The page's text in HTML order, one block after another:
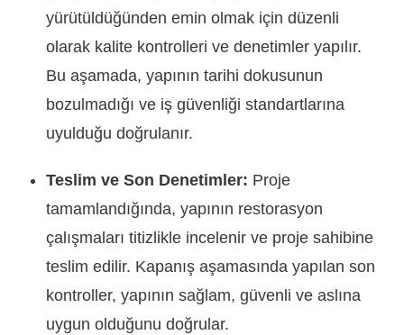
yürütüldüğünden emin olmak için düzenli
olarak kalite kontrolleri ve denetimler yapılır.
Bu aşamada, yapının tarihi dokusunun
bozulmadığı ve iş güvenliği standartlarına
uyulduğu doğrulanır.
Teslim ve Son Denetimler: Proje
tamamlandığında, yapının restorasyon
çalışmaları titizlikle incelenir ve proje sahibine
teslim edilir. Kapanış aşamasında yapılan son
kontroller, yapının sağlam, güvenli ve aslına
uygun olduğunu doğrular.